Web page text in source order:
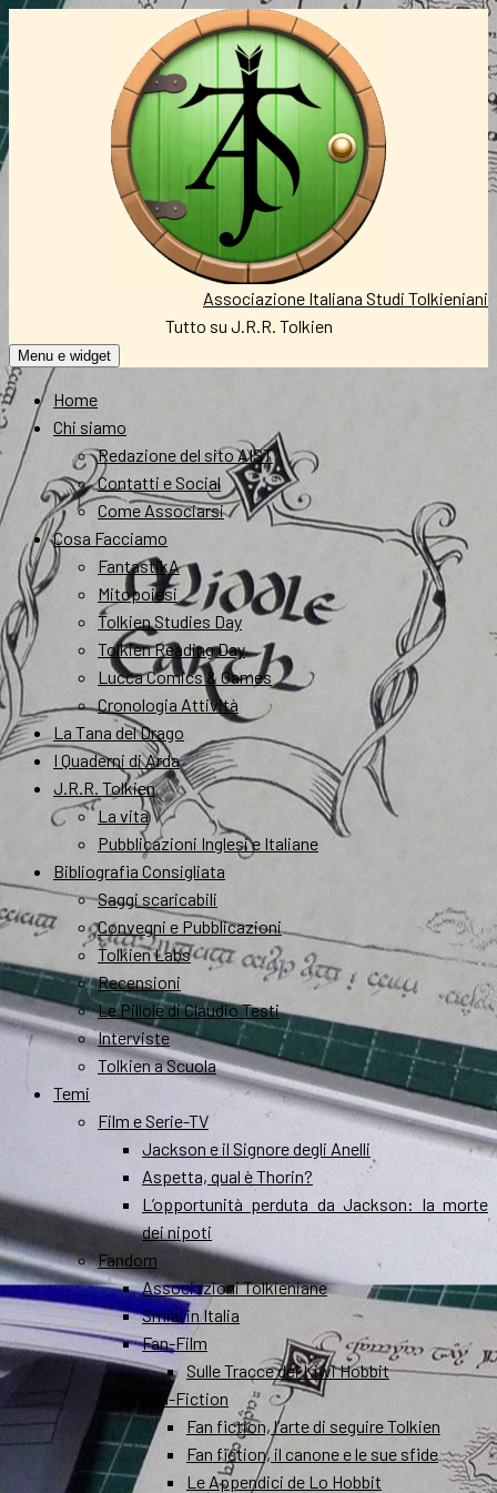
Vai
al
Associazione Italiana Studi Tolkieniani
Tutto su J.R.R. Tolkien
Menu e widget
Home
Chi siamo
Redazione del sito AIST
Contatti e Social
Come Associarsi
Cosa Facciamo
FantastikA
Mitopoiesi
Tolkien Studies Day
Tolkien Reading Day
Lucca Comics & Games
Cronologia Attività
La Tana del Drago
I Quaderni di Arda
J.R.R. Tolkien
La vita
Pubblicazioni Inglesi e Italiane
Bibliografia Consigliata
Saggi scaricabili
Convegni e Pubblicazioni
Tolkien Labs
Recensioni
Le Pillole di Claudio Testi
Interviste
Tolkien a Scuola
Temi
Film e Serie-TV
Jackson e il Signore degli Anelli
Aspetta, qual è Thorin?
L’opportunità perduta da Jackson: la morte
dei nipoti
Fandom
Associazioni Tolkieniane
Smial in Italia
Fan-Film
Sulle Tracce dei Kiwi Hobbit
Fan-Fiction
Fan fiction, l’arte di seguire Tolkien
Fan fiction, il canone e le sue sfide
Le Appendici de Lo Hobbit